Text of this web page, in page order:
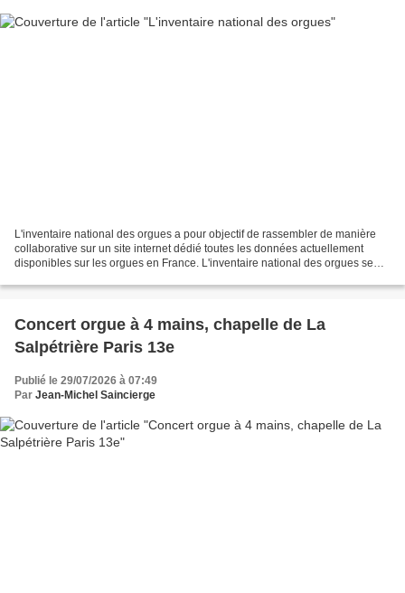
L'inventaire national des orgues a pour objectif de rassembler de manière
collaborative sur un site internet dédié toutes les données actuellement
disponibles sur les orgues en France. L'inventaire national des orgues se
Concert orgue à 4 mains, chapelle de La
Salpétrière Paris 13e
Publié le 29/07/2026 à 07:49
Par Jean-Michel Saincierge